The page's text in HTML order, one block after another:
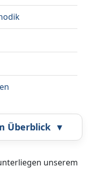
Überblick ▾
unserem